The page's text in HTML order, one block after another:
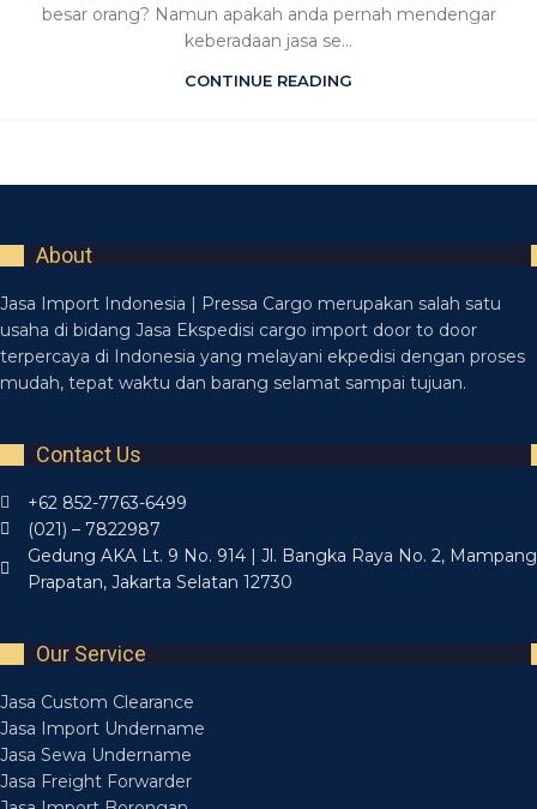
besar orang? Namun apakah anda pernah mendengar
keberadaan jasa se...
CONTINUE READING
About
Jasa Import Indonesia | Pressa Cargo merupakan salah satu
usaha di bidang Jasa Ekspedisi cargo import door to door
terpercaya di Indonesia yang melayani ekpedisi dengan proses
mudah, tepat waktu dan barang selamat sampai tujuan.
Contact Us
+62 852-7763-6499
(021) – 7822987
Gedung AKA Lt. 9 No. 914 | Jl. Bangka Raya No. 2, Mampang
Prapatan, Jakarta Selatan 12730
Our Service
Jasa Custom Clearance
Jasa Import Undername
Jasa Sewa Undername
Jasa Freight Forwarder